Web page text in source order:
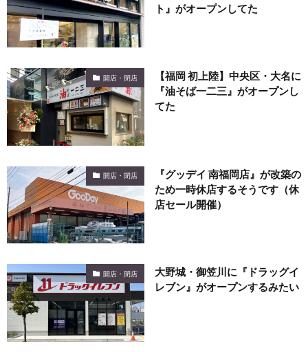
ト』がオープンしてた
開店・閉店
【福岡 初上陸】中央区・大名に
『油そば一二三』がオープンし
てた
開店・閉店
『グッデイ 南福岡店』が改築の
ため一時休店するそうです（休
店セール開催）
開店・閉店
大野城・御笠川に『ドラッグイ
レブン』がオープンするみたい